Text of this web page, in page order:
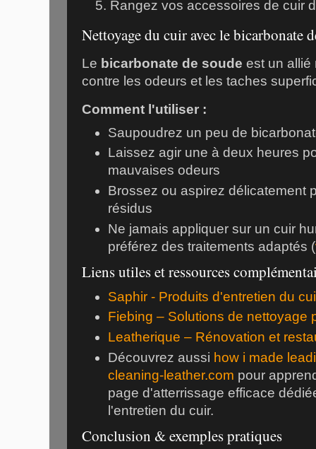
Rangez vos accessoires de cuir
Nettoyage du cuir avec le bicarbonate
Le bicarbonate de soude est un allié
contre les odeurs et les taches
Comment l'utiliser :
Saupoudrez un peu de
Laissez agir une à deux heures
mauvaises odeurs
Brossez ou aspirez délicatement
résidus
Ne jamais appliquer sur un cuir
préférez des traitements adaptés (
Liens utiles et ressources
Saphir - Produits d'entretien du
Fiebing – Solutions de nettoyage
Leatherique – Rénovation et
Découvrez aussi how i made
cleaning-leather.com pour
page d'atterrissage efficace
l'entretien du cuir.
Conclusion & exemples pratiques